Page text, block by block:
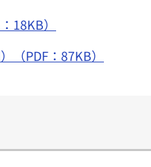
18KB）
（PDF：87KB）